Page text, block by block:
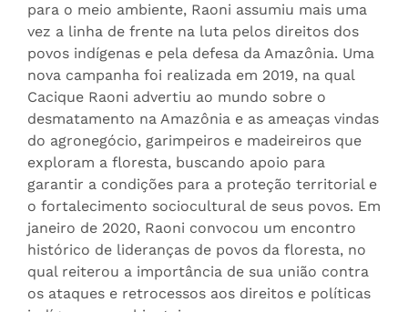
para o meio ambiente, Raoni assumiu mais uma
vez a linha de frente na luta pelos direitos dos
povos indígenas e pela defesa da Amazônia. Uma
nova campanha foi realizada em 2019, na qual
Cacique Raoni advertiu ao mundo sobre o
desmatamento na Amazônia e as ameaças vindas
do agronegócio, garimpeiros e madeireiros que
exploram a floresta, buscando apoio para
garantir a condições para a proteção territorial e
o fortalecimento sociocultural de seus povos. Em
janeiro de 2020, Raoni convocou um encontro
histórico de lideranças de povos da floresta, no
qual reiterou a importância de sua união contra
os ataques e retrocessos aos direitos e políticas